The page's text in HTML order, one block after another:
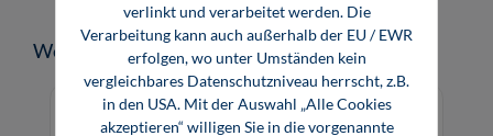
Produktgalerie überspringen
Weitere Produkte zum Thema
verlinkt und verarbeitet werden. Die
Verarbeitung kann auch außerhalb der EU / EWR
erfolgen, wo unter Umständen kein
vergleichbares Datenschutzniveau herrscht, z.B.
in den USA. Mit der Auswahl „Alle Cookies
akzeptieren“ willigen Sie in die vorgenannte